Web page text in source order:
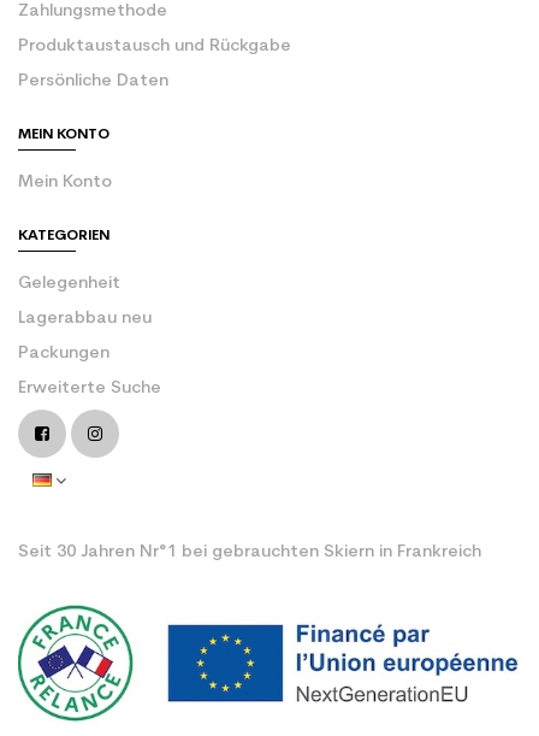
Zahlungsmethode
Produktaustausch und Rückgabe
Persönliche Daten
MEIN KONTO
Mein Konto
KATEGORIEN
Gelegenheit
Lagerabbau neu
Packungen
Erweiterte Suche
Seit 30 Jahren Nr°1 bei gebrauchten Skiern in Frankreich